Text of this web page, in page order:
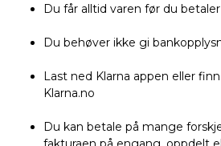
Du får alltid varen før du betaler
Du behøver ikke gi
Last ned Klarna appen eller
Klarna.no
Du kan betale på mange